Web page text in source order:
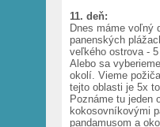
11. deň:
Dnes máme voľný
panenských
veľkého ostrova -
Alebo sa
okolí. Vieme
tejto oblasti je 5x
Poznáme tu jeden
kokosovníkovými
pandamusom a